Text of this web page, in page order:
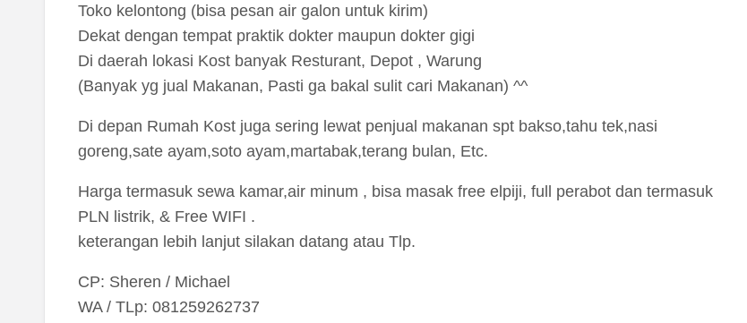
Toko kelontong (bisa pesan air galon untuk kirim)
Dekat dengan tempat praktik dokter maupun dokter gigi
Di daerah lokasi Kost banyak Resturant, Depot , Warung
(Banyak yg jual Makanan, Pasti ga bakal sulit cari Makanan) ^^
Di depan Rumah Kost juga sering lewat penjual makanan spt bakso,tahu tek,nasi
goreng,sate ayam,soto ayam,martabak,terang bulan, Etc.
Harga termasuk sewa kamar,air minum , bisa masak free elpiji, full perabot dan termasuk
PLN listrik, & Free WIFI .
keterangan lebih lanjut silakan datang atau Tlp.
CP: Sheren / Michael
WA / TLp: 081259262737